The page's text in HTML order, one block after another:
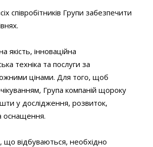
співробітників Групи забезпечити
якість, інноваційна
техніка та послуги за
цінами. Для того, щоб
Група компаній щороку
у дослідження, розвиток,
оснащення.
що відбуваються, необхідно